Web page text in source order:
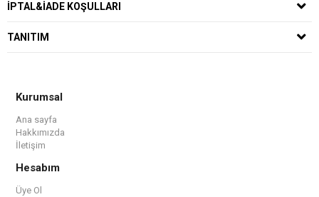
İPTAL&İADE KOŞULLARI
TANITIM
Kurumsal
Ana sayfa
Hakkımızda
İletişim
Hesabım
Üye Ol